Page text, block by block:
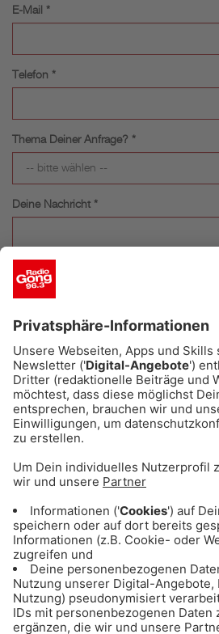
E-Mail *
Telefon *
Thema Deiner Anfrage? *
Deine Nachricht *
Mit * markierte Felder sind Pflichtfelder
Ich möchte auch zum Newsletter
ABSENDEN
Einige Gong 96.3 Hörer
Show Fan Club gegründet.
zum Ziel gesetzt für soziale
sammeln und natürlich gibt
Unternehmungen und Feiern.
Hier gibt’s alle Infos: